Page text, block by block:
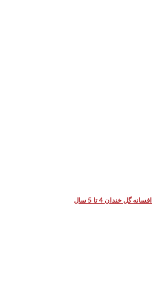
افسانه گل خندان 4 تا 5 سال